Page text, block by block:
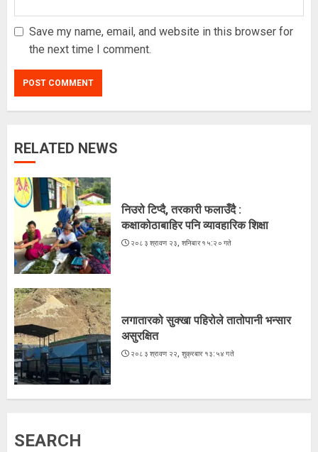
Save my name, email, and website in this browser for
the next time I comment.
RELATED NEWS
निउरो टिप्दै, तरकारी फलाउँदै :
कक्षाकोठाबाहिर पनि व्यावहारिक शिक्षा
२०८३ श्रावण २३, शनिबार १५:२० गते
लगातारको सुक्खा पहिरोले तातोपानी भन्सार
असुरक्षित
२०८३ श्रावण २२, शुक्रबार १३:५४ गते
SEARCH
3
२०८३ श्रावण २२, शुक्रबार १३:५४ गते
4
२०८३ श्रावण २२, शुक्रबार १२:५१ गते
5